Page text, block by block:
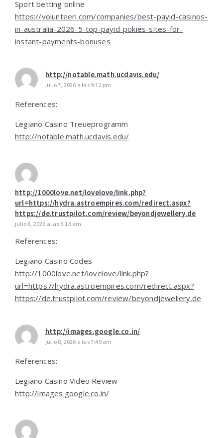
Sport betting online
https://volunteeri.com/companies/best-payid-casinos-
in-australia-2026-5-top-payid-pokies-sites-for-
instant-payments-bonuses
http://notable.math.ucdavis.edu/
julio 7, 2026 a las 9:12 pm
References:
Legiano Casino Treueprogramm
http://notable.math.ucdavis.edu/
http://1000love.net/lovelove/link.php?
url=https://hydra.astroempires.com/redirect.aspx?
https://de.trustpilot.com/review/beyondjewellery.de
julio 8, 2026 a las 5:13 am
References:
Legiano Casino Codes
http://1000love.net/lovelove/link.php?
url=https://hydra.astroempires.com/redirect.aspx?
https://de.trustpilot.com/review/beyondjewellery.de
http://images.google.co.in/
julio 8, 2026 a las 7:49 am
References:
Legiano Casino Video Review
http://images.google.co.in/